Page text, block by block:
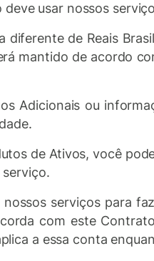
usar nossos
de Reais
mantido de acordo
Adicionais ou
de Ativos, você
serviços para
com este
a essa conta